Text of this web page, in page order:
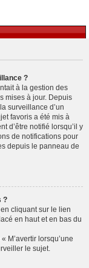
?
à la gestion des
mises à jour. Depuis
surveillance d’un
favoris a été mis à
d’être notifié lorsqu’il y
de notifications pour
depuis le panneau de
?
cliquant sur le lien
en haut et en bas du
M’avertir lorsqu’une
le sujet.